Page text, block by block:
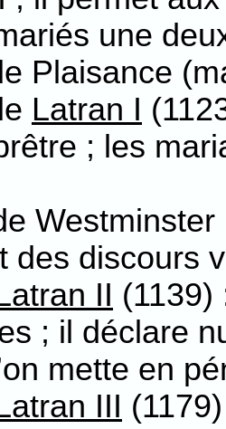
une
Plaisance
Latran I
; les
des discours
II (1139)
; il déclare
mette en
III